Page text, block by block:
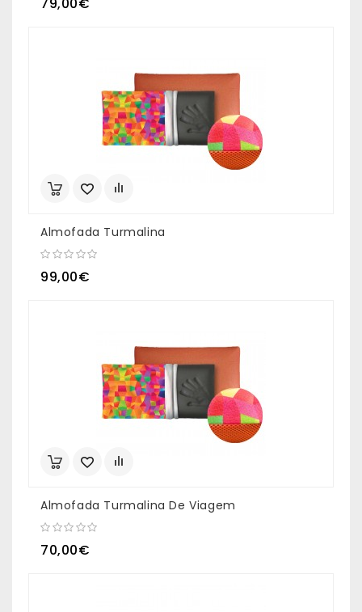
Almofada Turmalina
99,00€
Almofada Turmalina De Viagem
70,00€